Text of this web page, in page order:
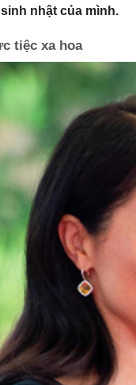
nhật của mình.
tiệc xa hoa